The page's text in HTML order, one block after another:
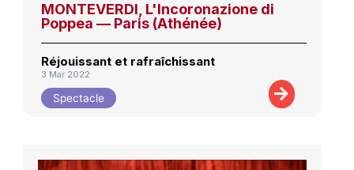
MONTEVERDI, L'Incoronazione di
Poppea — Paris (Athénée)
Réjouissant et rafraîchissant
3 Mar 2022
Spectacle